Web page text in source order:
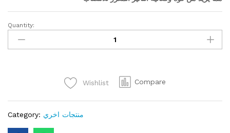
عسل
السر
العثماني
Quantity:
Wishlist Compare
Category: منتجات اخري